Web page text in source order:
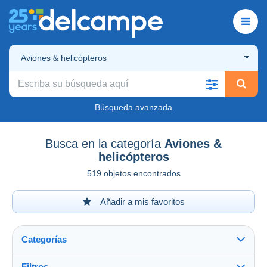
Aviones & helicópteros
Búsqueda avanzada
Busca en la categoría Aviones &
helicópteros
519 objetos encontrados
Añadir a mis favoritos
Categorías